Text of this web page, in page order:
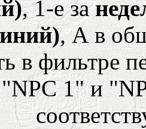
, 1-е за
, А в
в фильтре
1" и